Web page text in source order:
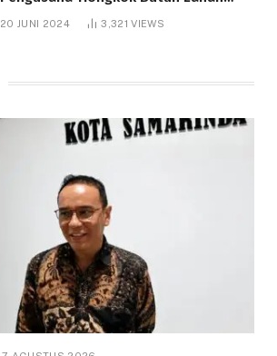
1.000 Hektare
20 JUNI 2024 3,321VIEWS